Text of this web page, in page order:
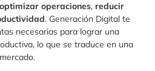
optimizar operaciones, reducir
. Generación Digital te
necesarias para lograr una
lo que se traduce en una